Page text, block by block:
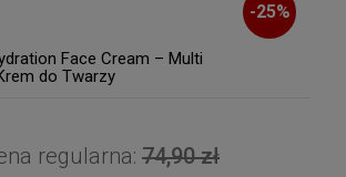
-25%
Face Cream – Multi
do Twarzy
regularna: 74,90 zł